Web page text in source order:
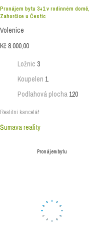
Pronájem bytu 3+1 v rodinném domě,
Zahorčice u Čestic
Volenice
Kč 8.000,00
Ložnic 3
Koupelen 1
Podlahová plocha 120
Realitní kancelář
Šumava reality
Pronájem bytu